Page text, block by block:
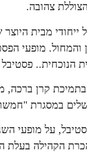
צהובה.
ייחודי מבית
והמחול. מופעי
הנוכחית..
קרן ברכה,
במסגרת
על מופעי
הקהילה בעלת